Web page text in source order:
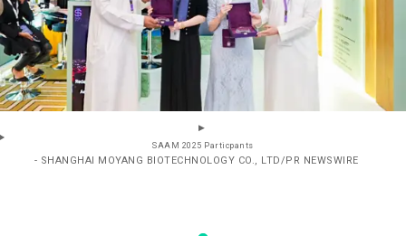
SAAM 2025 Particpants
- SHANGHAI MOYANG BIOTECHNOLOGY CO., LTD/PR NEWSWIRE